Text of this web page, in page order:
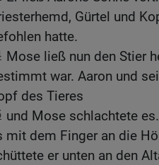
Gürtel und
hatte.
Mose ließ nun den Stier
war. Aaron und
des Tieres
und Mose schlachtete
mit dem Finger an die
er unten an den